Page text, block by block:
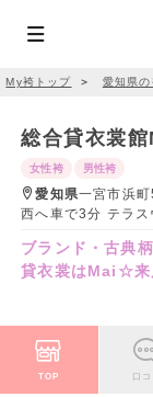
My袴トップ ＞ 愛知県
総合貸衣裳
女性袴 男性袴
愛知県一宮市浜
西へ車で3分 テラ
ブランド・古典
貸衣裳はMai☆来
TOP 口コ